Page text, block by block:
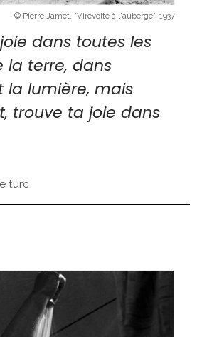
© Pierre Jamet, "Virevolte à l'auberge", 1937
dans toutes les
la terre, dans
la lumière, mais
trouve ta joie dans
turc